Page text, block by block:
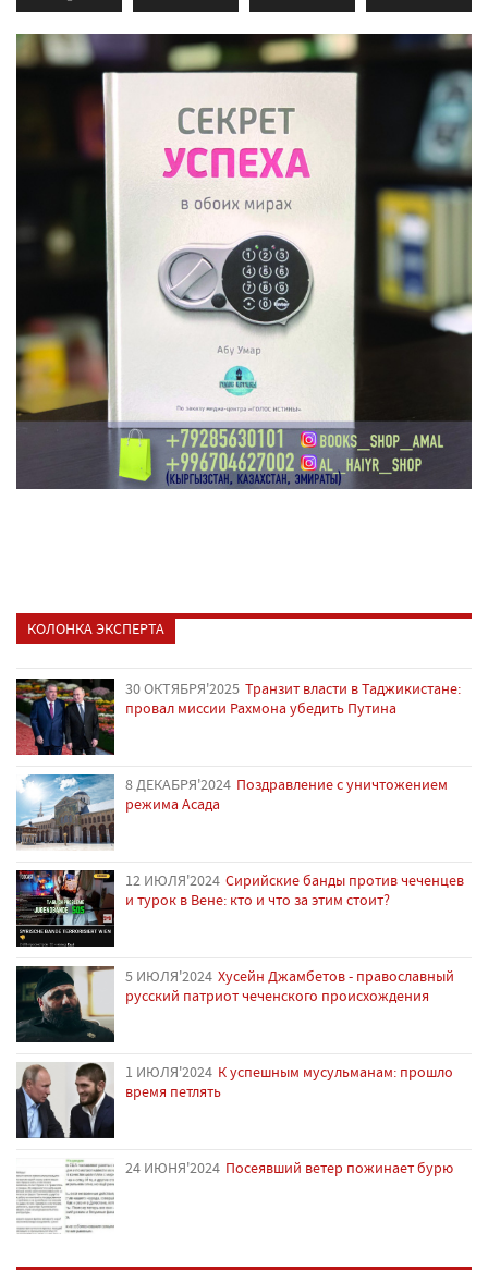
КОЛОНКА ЭКСПЕРТА
30 ОКТЯБРЯ'2025 Транзит власти в Таджикистане:
провал миссии Рахмона убедить Путина
8 ДЕКАБРЯ'2024 Поздравление с уничтожением
режима Асада
12 ИЮЛЯ'2024 Сирийские банды против чеченцев
и турок в Вене: кто и что за этим стоит?
5 ИЮЛЯ'2024 Хусейн Джамбетов - православный
русский патриот чеченского происхождения
1 ИЮЛЯ'2024 К успешным мусульманам: прошло
время петлять
24 ИЮНЯ'2024 Посеявший ветер пожинает бурю